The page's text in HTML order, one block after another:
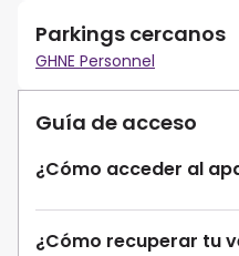
Parkings cercanos
GHNE Personnel
Guía de acceso
¿Cómo acceder al
¿Cómo recuperar tu